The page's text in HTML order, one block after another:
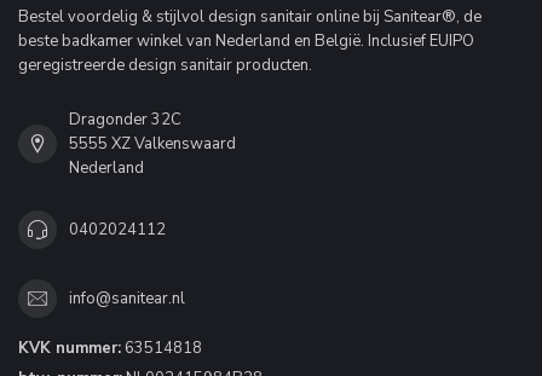
Bestel voordelig & stijlvol design sanitair online bij Sanitear®, de
beste badkamer winkel van Nederland en België. Inclusief EUIPO
geregistreerde design sanitair producten.
Dragonder 32C
5555 XZ Valkenswaard
Nederland
0402024112
info@sanitear.nl
KVK nummer: 63514818